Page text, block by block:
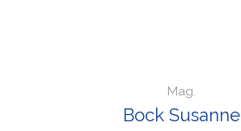
Mag.
Bock Susanne